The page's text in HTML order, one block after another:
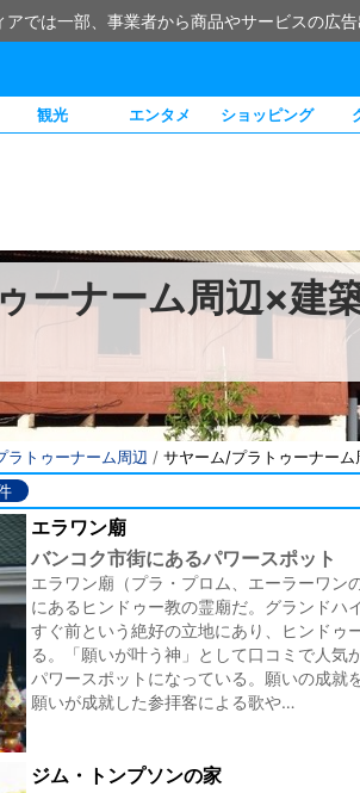
アでは一部、事業者から商品やサービスの広
観光 エンタメ ショッピング
ーナーム周辺×建
ラトゥーナーム周辺 / サヤーム/プラトゥーナー
エラワン廟
バンコク市街にあるパワースポット
エラワン廟（プラ・プロム、エーラーワン
にあるヒンドゥー教の霊廟だ。グランドハ
すぐ前という絶好の立地にあり、ヒンドゥ
る。「願いが叶う神」として口コミで人気
パワースポットになっている。願いの成就
願いが成就した参拝客による歌や…
ジム・トンプソンの家